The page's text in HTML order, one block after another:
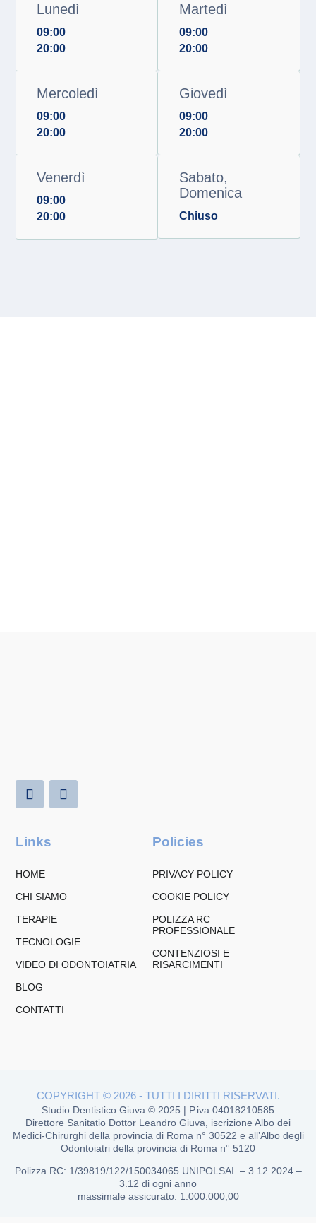
Lunedì
09:00
20:00
Martedì
09:00
20:00
Mercoledì
09:00
20:00
Giovedì
09:00
20:00
Venerdì
09:00
20:00
Sabato,
Domenica
Chiuso
Links
HOME
CHI SIAMO
TERAPIE
TECNOLOGIE
VIDEO DI ODONTOIATRIA
BLOG
CONTATTI
Policies
PRIVACY POLICY
COOKIE POLICY
POLIZZA RC
PROFESSIONALE
CONTENZIOSI E
RISARCIMENTI
COPYRIGHT © 2026 - TUTTI I DIRITTI RISERVATI.
Studio Dentistico Giuva © 2025 | P.iva 04018210585
Direttore Sanitatio Dottor Leandro Giuva, iscrizione Albo dei
Medici-Chirurghi della provincia di Roma n° 30522 e all’Albo degli
Odontoiatri della provincia di Roma n° 5120
Polizza RC: 1/39819/122/150034065 UNIPOLSAI – 3.12.2024 –
3.12 di ogni anno
massimale assicurato: 1.000.000,00